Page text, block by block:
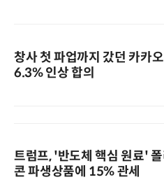
창사 첫 파업까지 갔던 카카
6.3% 인상 합의
트럼프, '반도체 핵심 원료' 폴
콘 파생상품에 15% 관세